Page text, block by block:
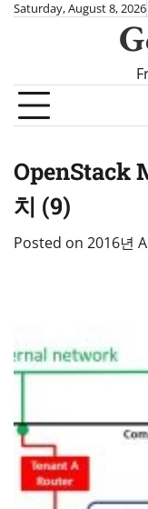
SkipSaturday, August 8, 2026
OpenStack
치 (9)
Posted on 2016년